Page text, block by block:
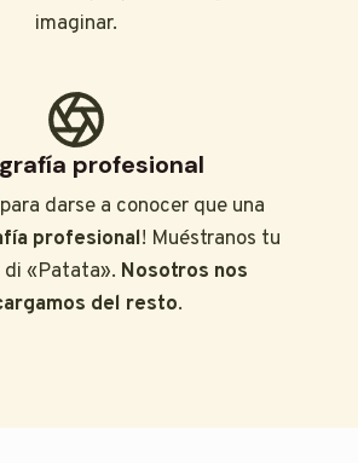
imaginar.
profesional
darse a conocer que una
profesional! Muéstranos tu
«Patata». Nosotros nos
del resto.